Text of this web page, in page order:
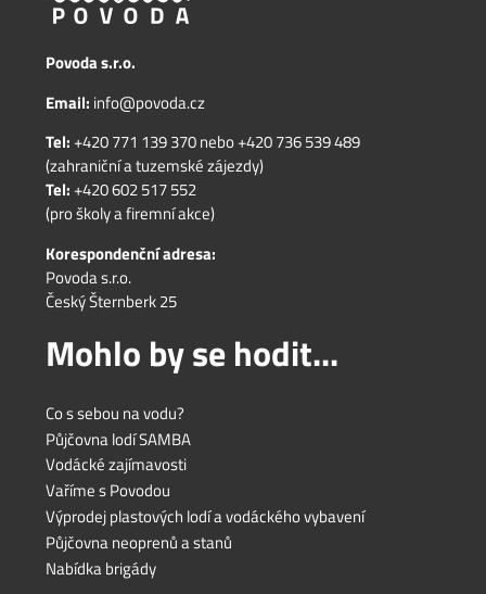
Povoda s.r.o.
Email: info@povoda.cz
Tel:+420 771 139 370nebo+420 736 539 489
(zahraniční a tuzemské zájezdy)
Tel:+420 602 517 552
(pro školy a firemní akce)
Korespondenční adresa:
Povoda s.r.o.
Český Šternberk 25
Mohlo by se hodit...
Co s sebou na vodu?
Půjčovna lodí SAMBA
Vodácké zajímavosti
Vaříme s Povodou
Výprodej plastových lodí a vodáckého vybavení
Půjčovna neoprenů a stanů
Nabídka brigády